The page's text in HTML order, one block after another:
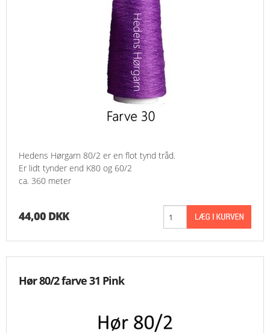
Hedens Hørgarn 80/2 er en flot tynd tråd.
Er lidt tynder end K80 og 60/2
ca. 360 meter
44,00 DKK
Hør 80/2 farve 31 Pink